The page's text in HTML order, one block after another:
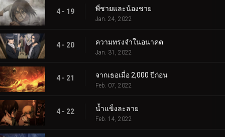
4 - 19 พี่ชายและน้องชาย
Jan. 24, 2022
4 - 20 ความทรงจำในอนาคต
Jan. 31, 2022
4 - 21 จากเธอเมื่อ 2,000 ปีก่อน
Feb. 07, 2022
4 - 22 น้ำแข็งละลาย
Feb. 14, 2022